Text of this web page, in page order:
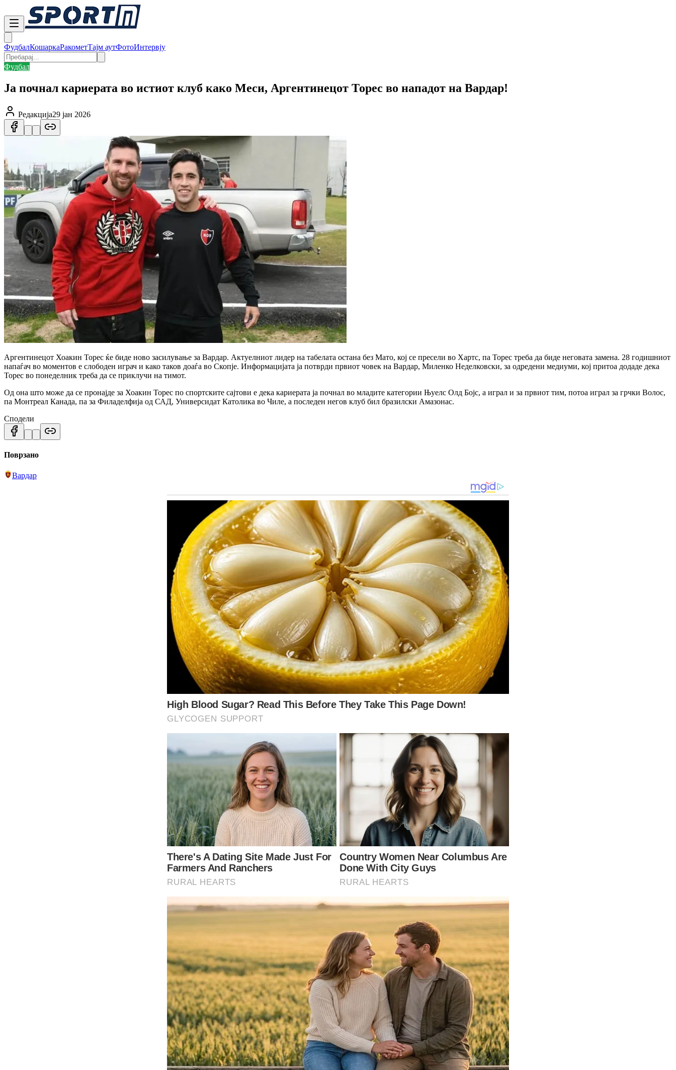
ФудбалКошаркаРакометТајм аутФотоИнтервју
Фудбал
Ја почнал кариерата во истиот клуб како Меси, Аргентинецот Торес во нападот на Вардар!
Редакција29 јан 2026
Аргентинецот Хоакин Торес ќе биде ново засилување за Вардар. Актуелниот лидер на табелата остана без Мато, кој се пресели во Хартс, па Торес треба да биде неговата замена. 28 годишниот
напаѓач во моментов е слободен играч и како таков доаѓа во Скопје. Информацијата ја потврди првиот човек на Вардар, Миленко Неделковски, за одредени медиуми, кој притоа додаде дека
Торес во понеделник треба да се приклучи на тимот.
Од она што може да се пронајде за Хоакин Торес по спортските сајтови е дека кариерата ја почнал во младите категории Њуелс Олд Бојс, а играл и за првиот тим, потоа играл за грчки Волос,
па Монтреал Канада, па за Филаделфија од САД, Универсидат Католика во Чиле, а последен негов клуб бил бразилски Амазонас.
Сподели
Поврзано
Вардар